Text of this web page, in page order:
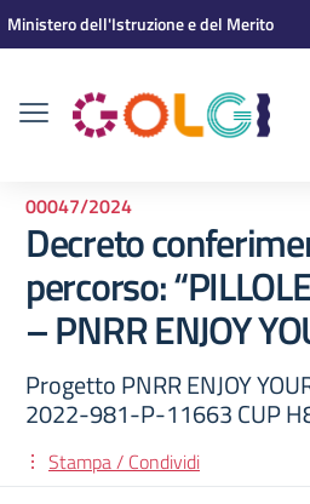
Vai ai contenuti
Vai al menu di navigazione
Vai al footer
Ministero dell'Istruzione e del Merito
00047/2024
Decreto
percorso:
– PNRR ENJOY
Progetto PNRR ENJOY
2022-981-P-11663 CUP
Stampa / Condividi